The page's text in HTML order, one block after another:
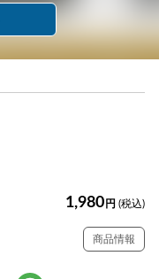
1,980 円 (税込)
商品情報